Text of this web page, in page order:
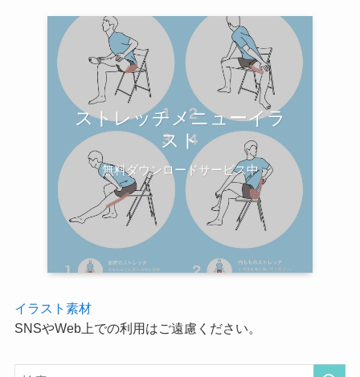
ストレッチメニューイラ
スト
無料ダウンロードサービス中
イラスト素材
SNSやWeb上での利用はご遠慮ください。